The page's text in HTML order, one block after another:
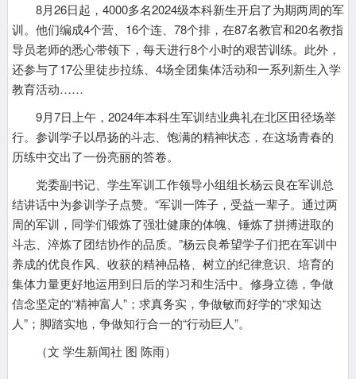
8月26日起，4000多名2024级本科新生开启了为期两周的军
训。他们编成4个营、16个连、78个排，在87名教官和20名教指
导员老师的悉心带领下，每天进行8个小时的艰苦训练。此外，
还参与了17公里徒步拉练、4场全团集体活动和一系列新生入学
教育活动……
9月7日上午，2024年本科生军训结业典礼在北区田径场举
行。参训学子以昂扬的斗志、饱满的精神状态，在这场青春的
历练中交出了一份亮丽的答卷。
党委副书记、学生军训工作领导小组组长杨云良在军训总
结讲话中为参训学子点赞。“军训一阵子，受益一辈子。通过两
周的军训，同学们锻炼了强壮健康的体魄、锤炼了拼搏进取的
斗志、淬炼了团结协作的品质。”杨云良希望学子们把在军训中
养成的优良作风、收获的精神品格、树立的纪律意识、培育的
集体力量更好地运用到日后的学习和生活中。修身立德，争做
信念坚定的“精神富人”；求真务实，争做敏而好学的“求知达
人”；脚踏实地，争做知行合一的“行动巨人”。
（文 学生新闻社 图 陈雨）